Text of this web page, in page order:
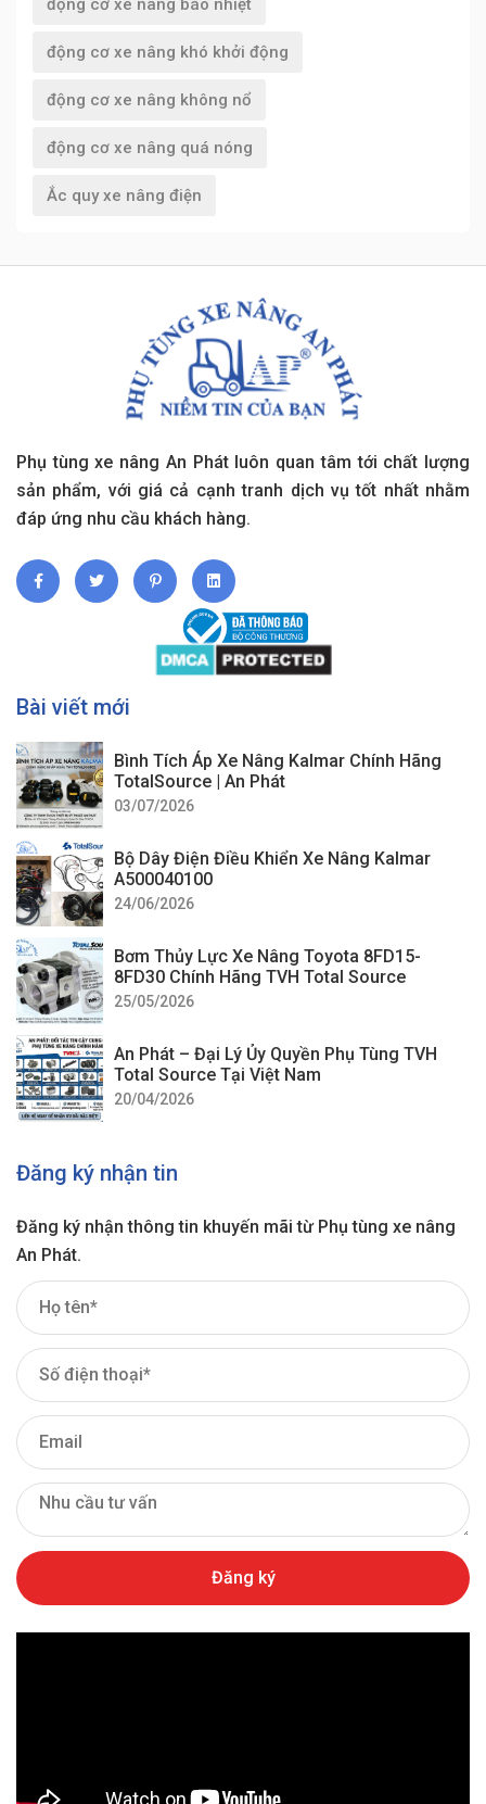
động cơ xe nâng báo nhiệt
động cơ xe nâng khó khởi động
động cơ xe nâng không nổ
động cơ xe nâng quá nóng
Ắc quy xe nâng điện
Phụ tùng xe nâng An Phát luôn quan tâm tới chất lượng
sản phẩm, với giá cả cạnh tranh dịch vụ tốt nhất nhằm
đáp ứng nhu cầu khách hàng.
Bài viết mới
Bình Tích Áp Xe Nâng Kalmar Chính Hãng
TotalSource | An Phát
03/07/2026
Bộ Dây Điện Điều Khiển Xe Nâng Kalmar
A500040100
24/06/2026
Bơm Thủy Lực Xe Nâng Toyota 8FD15-
8FD30 Chính Hãng TVH Total Source
25/05/2026
An Phát – Đại Lý Ủy Quyền Phụ Tùng TVH
Total Source Tại Việt Nam
20/04/2026
Đăng ký nhận tin
Đăng ký nhận thông tin khuyến mãi từ Phụ tùng xe nâng
An Phát.